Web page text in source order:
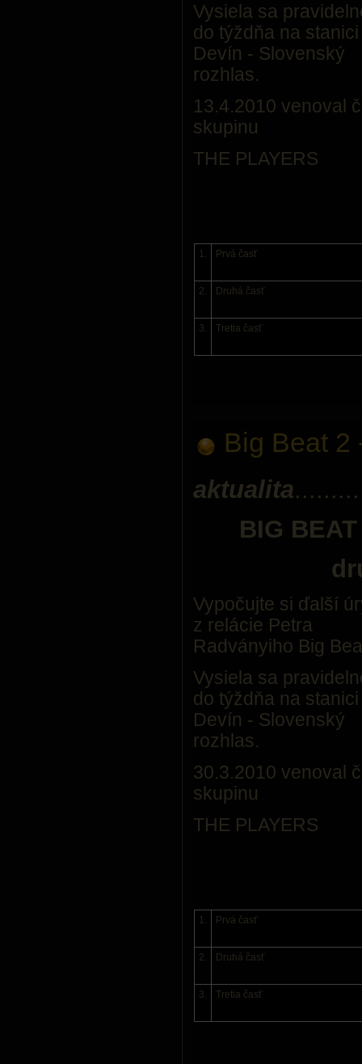
Vysiela sa
do týždňa na stanici
Devín - Slovenský
rozhlas.
13.4.2010 venoval
skupinu
THE PLAYERS
1. Prvá časť
2. Druhá časť
3. Tretia časť
Big Beat 2
aktualita
BIG
Vypočujte si ďalší
z relácie Petra
Radványiho Big
Vysiela sa
do týždňa na stanici
Devín - Slovenský
rozhlas.
30.3.2010 venoval
skupinu
THE PLAYERS
1. Prvá časť
2. Druhá časť
3. Tretia časť